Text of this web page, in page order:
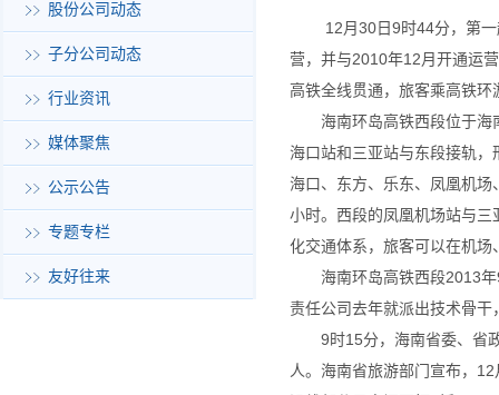
股份公司动态
子分公司动态
行业资讯
媒体聚焦
公示公告
专题专栏
友好往来
12月30日9时44分，第
营，并与2010年12月开通运
高铁全线贯通，旅客乘高铁环
海南环岛高铁西段位于
海口站和三亚站与东段接轨
海口、东方、乐东、凤凰机
小时。西段的凤凰机场站与
化交通体系，旅客可以在机
海南环岛高铁西段2013
责任公司去年就派出技术骨
9时15分，海南省委、省
人。海南省旅游部门宣布，